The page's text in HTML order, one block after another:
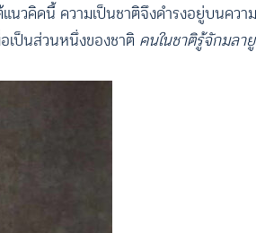
นวคิดนี้ ความเป็นชาติจึงดำรงอยู่บนคว
อเป็นส่วนหนึ่งของชาติ คนในชาติรู้จักมล